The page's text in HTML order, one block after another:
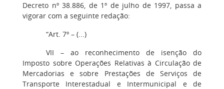
Decreto nº 38.886, de 1º de julho de 1997, passa a
vigorar com a seguinte redação:
“Art. 7º – (...)
VII – ao reconhecimento de isenção do
Imposto sobre Operações Relativas à Circulação de
Mercadorias e sobre Prestações de Serviços de
Transporte Interestadual e Intermunicipal e de